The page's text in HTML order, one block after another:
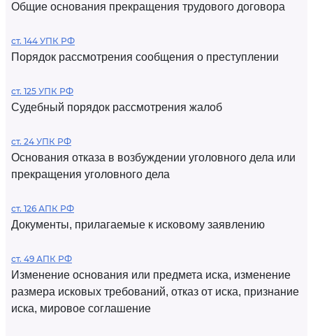
Общие основания прекращения трудового договора
ст. 144 УПК РФ
Порядок рассмотрения сообщения о преступлении
ст. 125 УПК РФ
Судебный порядок рассмотрения жалоб
ст. 24 УПК РФ
Основания отказа в возбуждении уголовного дела или
прекращения уголовного дела
ст. 126 АПК РФ
Документы, прилагаемые к исковому заявлению
ст. 49 АПК РФ
Изменение основания или предмета иска, изменение
размера исковых требований, отказ от иска, признание
иска, мировое соглашение